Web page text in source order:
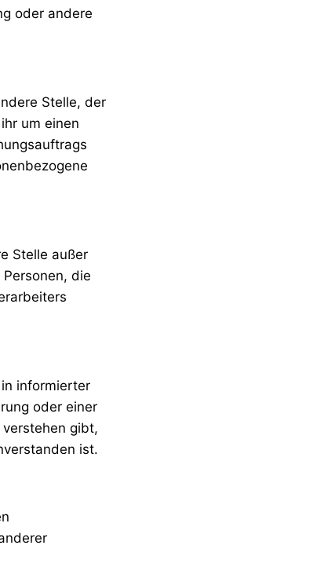
oder andere
Stelle, der
um einen
Stelle außer
die
informierter
oder einer
gibt,
ist.